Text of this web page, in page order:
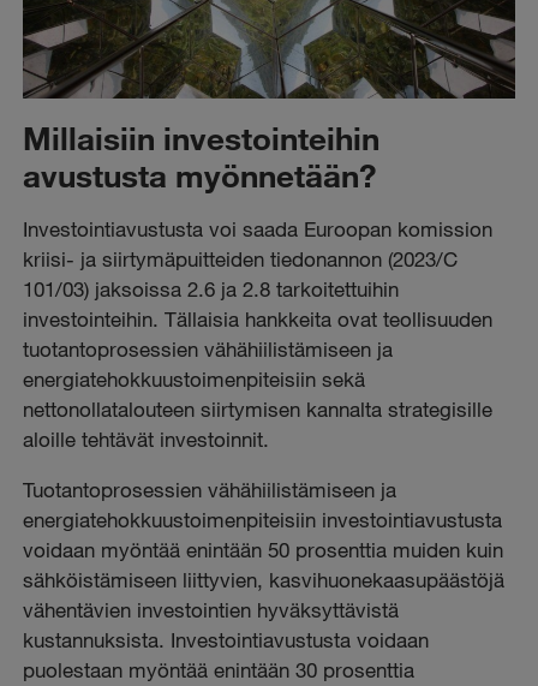
Millaisiin investointeihin
avustusta myönnetään?
Investointiavustusta voi saada Euroopan komission
kriisi- ja siirtymäpuitteiden tiedonannon (2023/C
101/03) jaksoissa 2.6 ja 2.8 tarkoitettuihin
investointeihin. Tällaisia hankkeita ovat teollisuuden
tuotantoprosessien vähähiilistämiseen ja
energiatehokkuustoimenpiteisiin sekä
nettonollatalouteen siirtymisen kannalta strategisille
aloille tehtävät investoinnit.
Tuotantoprosessien vähähiilistämiseen ja
energiatehokkuustoimenpiteisiin investointiavustusta
voidaan myöntää enintään 50 prosenttia muiden kuin
sähköistämiseen liittyvien, kasvihuonekaasupäästöjä
vähentävien investointien hyväksyttävistä
kustannuksista. Investointiavustusta voidaan
puolestaan myöntää enintään 30 prosenttia